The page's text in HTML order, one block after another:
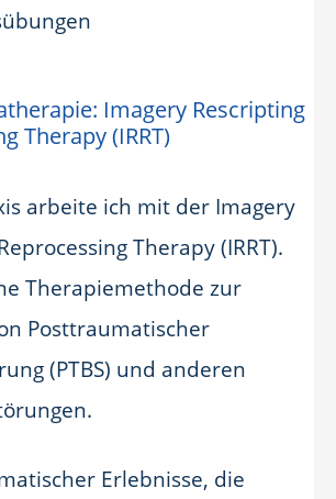
Imagery Rescripting
Therapy (IRRT)
arbeite ich mit der Imagery
Therapy (IRRT).
Therapiemethode zur
Posttraumatischer
(PTBS) und anderen
Erlebnisse, die